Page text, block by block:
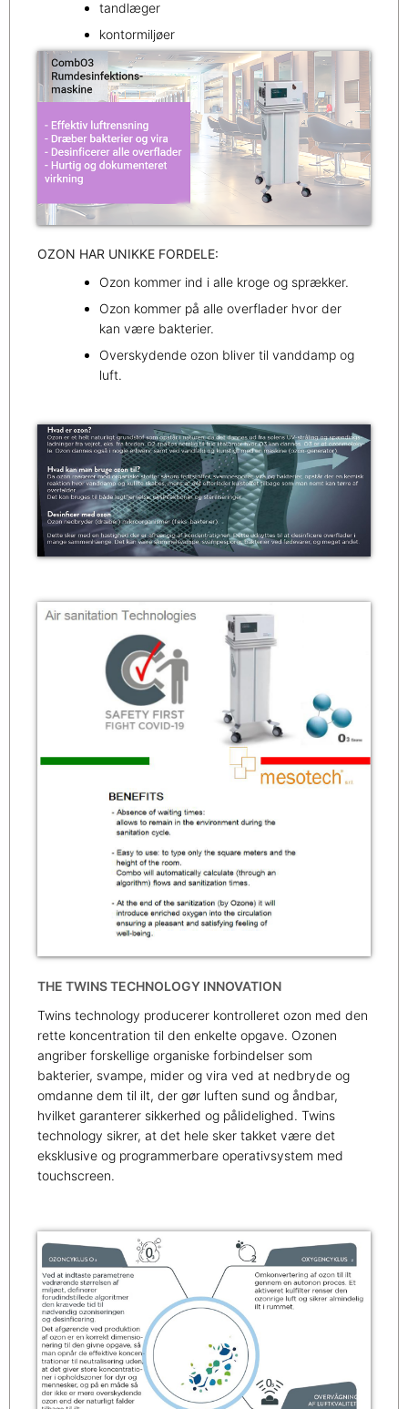
tandlæger
kontormiljøer
OZON HAR UNIKKE FORDELE:
Ozon kommer ind i alle kroge og sprækker.
Ozon kommer på alle overflader hvor der
kan være bakterier.
Overskydende ozon bliver til vanddamp og
luft.
THE TWINS TECHNOLOGY INNOVATION
Twins technology producerer kontrolleret ozon med den
rette koncentration til den enkelte opgave. Ozonen
angriber forskellige organiske forbindelser som
bakterier, svampe, mider og vira ved at nedbryde og
omdanne dem til ilt, der gør luften sund og åndbar,
hvilket garanterer sikkerhed og pålidelighed. Twins
technology sikrer, at det hele sker takket være det
eksklusive og programmerbare operativsystem med
touchscreen.